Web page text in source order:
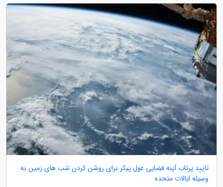
تایید پرتاب آینه فضایی غول پیکر برای روشن کردن شب های زمین به
وسیله ایالات متحده